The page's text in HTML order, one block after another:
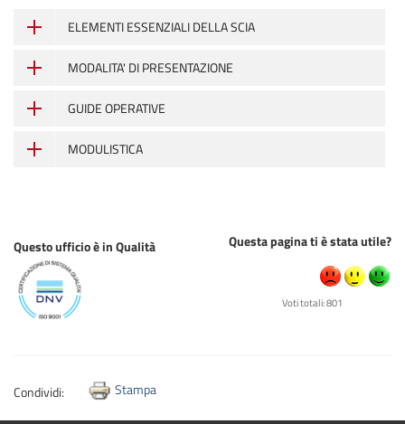
ELEMENTI ESSENZIALI DELLA SCIA
MODALITA' DI PRESENTAZIONE
GUIDE OPERATIVE
MODULISTICA
Questa pagina ti è stata utile?
Voti totali: 801
Questo ufficio è in Qualità
Condividi: Stampa